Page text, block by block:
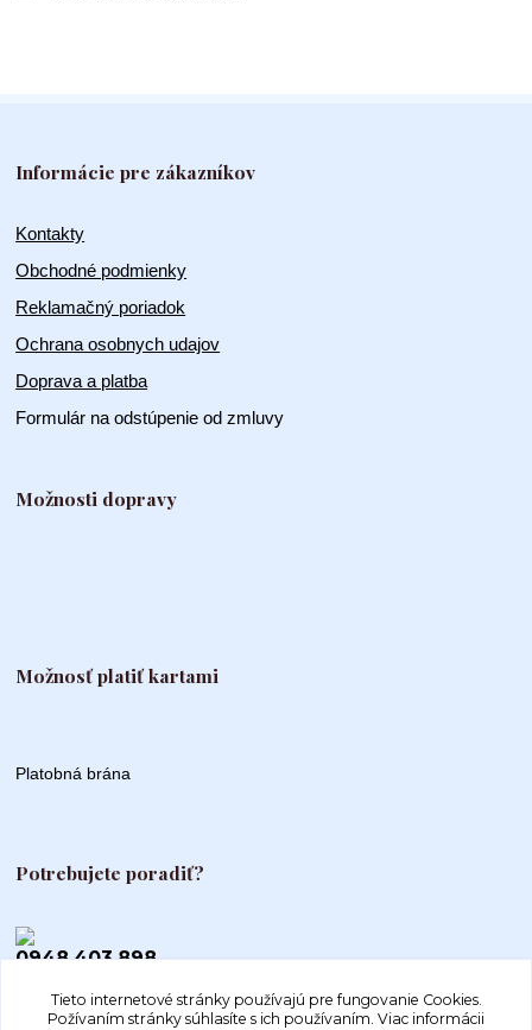
Informácie pre zákazníkov
Kontakty
Obchodné podmienky
Reklamačný poriadok
Ochrana osobnych udajov
Doprava a platba
Formulár na odstúpenie od zmluvy
Možnosti dopravy
Možnosť platiť kartami
Platobná brána
Potrebujete poradiť?
0948 403 898
info@autogood.sk
Tieto internetové stránky používajú pre fungovanie Cookies.
Požívaním stránky súhlasíte s ich používaním. Viac informácii